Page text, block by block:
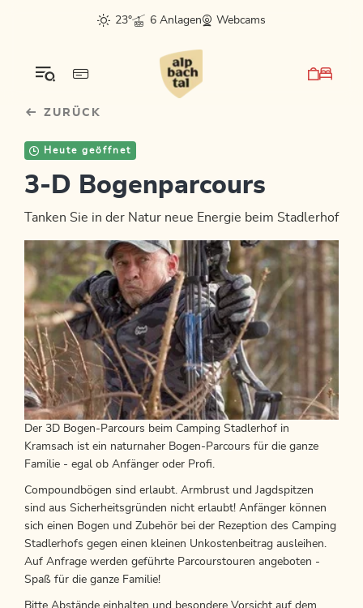
sr.skip-to.main-content
sr.skip-to.table-of-contents
sr.skip-to.main-navigation
23°
6 Anlagen Webcams
ZURÜCK
Heute geöffnet
3-D Bogenparcours
Tanken Sie in der Natur neue Energie beim Stadlerhof
Der 3D Bogen-Parcours beim Camping Stadlerhof in
Kramsach ist ein naturnaher Bogen-Parcours für die ganze
Familie - egal ob Anfänger oder Profi.
Compoundbögen sind erlaubt. Armbrust und Jagdspitzen
sind aus Sicherheitsgründen nicht erlaubt! Anfänger können
sich einen Bogen und Zubehör bei der Rezeption des Camping
Stadlerhofs gegen einen kleinen Unkostenbeitrag ausleihen.
Auf Anfrage werden geführte Parcourstouren angeboten -
Spaß für die ganze Familie!